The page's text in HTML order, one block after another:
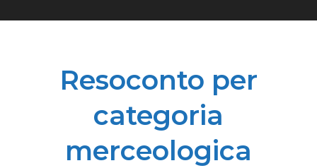
Resoconto per
categoria
merceologica